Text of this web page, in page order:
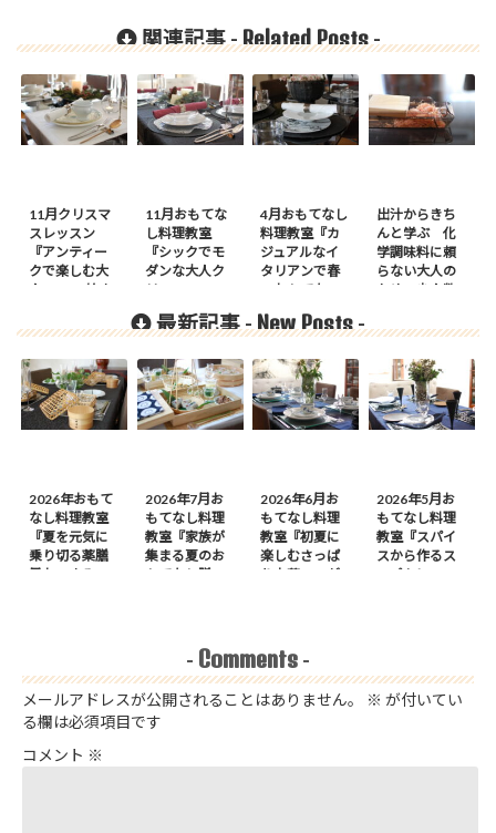
関連記事 -Related Posts-
11月クリスマ
スレッスン
『アンティー
クで楽しむ大
人Noel』始ま
11月おもてな
し料理教室
『シックでモ
ダンな大人ク
リスマス』の
ご案内
4月おもてなし
料理教室『カ
ジュアルなイ
タリアンで春
のおもてな
出汁からきち
んと学ぶ 化
学調味料に頼
らない大人の
ための少人数
最新記事 -New Posts-
2026年おもて
なし料理教室
『夏を元気に
乗り切る薬膳
風おつまみ
2026年7月お
もてなし料理
教室『家族が
集まる夏のお
もてなし膳』
2026年6月お
もてなし料理
教室『初夏に
楽しむさっぱ
り中華』のが
2026年5月お
もてなし料理
教室『スパイ
スから作るス
ープカレーの
- Comments -
メールアドレスが公開されることはありません。 ※ が付いてい
る欄は必須項目です
コメント ※